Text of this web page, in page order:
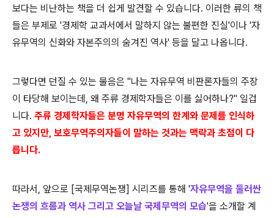
보다는 비난하는 책을 더 쉽게 발견할 수 있습니다. 이러한 류의 책
들은 부제로 '경제학 교과서에서 말하지 않는 불편한 진실'이나 '자
유무역의 신화와 자본주의의 숨겨진 역사' 등을 달고 나옵니다.
그렇다면 던질 수 있는 물음은 "나는 자유무역 비판론자들의 주장
이 타당해 보이는데, 왜 주류 경제학자들은 이를 싫어하나?" 일겁
니다. 주류 경제학자들은 분명 자유무역의 한계와 문제를 인식하
고 있지만, 보호무역주의자들이 말하는 것과는 맥락과 초점이 다
릅니다.
따라서, 앞으로 [국제무역논쟁] 시리즈를 통해 '자유무역을 둘러싼
논쟁의 흐름과 역사 그리고 오늘날 국제무역의 모습'을 소개할 계